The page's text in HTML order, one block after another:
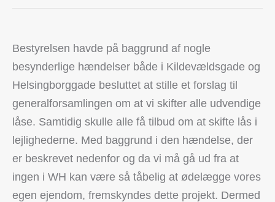
Bestyrelsen havde på baggrund af nogle
besynderlige hændelser både i Kildevældsgade og
Helsingborggade besluttet at stille et forslag til
generalforsamlingen om at vi skifter alle udvendige
låse. Samtidig skulle alle få tilbud om at skifte lås i
lejlighederne. Med baggrund i den hændelse, der
er beskrevet nedenfor og da vi må gå ud fra at
ingen i WH kan være så tåbelig at ødelægge vores
egen ejendom, fremskyndes dette projekt. Dermed